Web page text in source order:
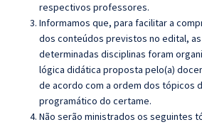
respectivos professores.
Informamos que, para facilitar a
dos conteúdos previstos no edital,
determinadas disciplinas foram
lógica didática proposta pelo(a)
de acordo com a ordem dos tópicos
programático do certame.
Não serão ministrados os seguintes